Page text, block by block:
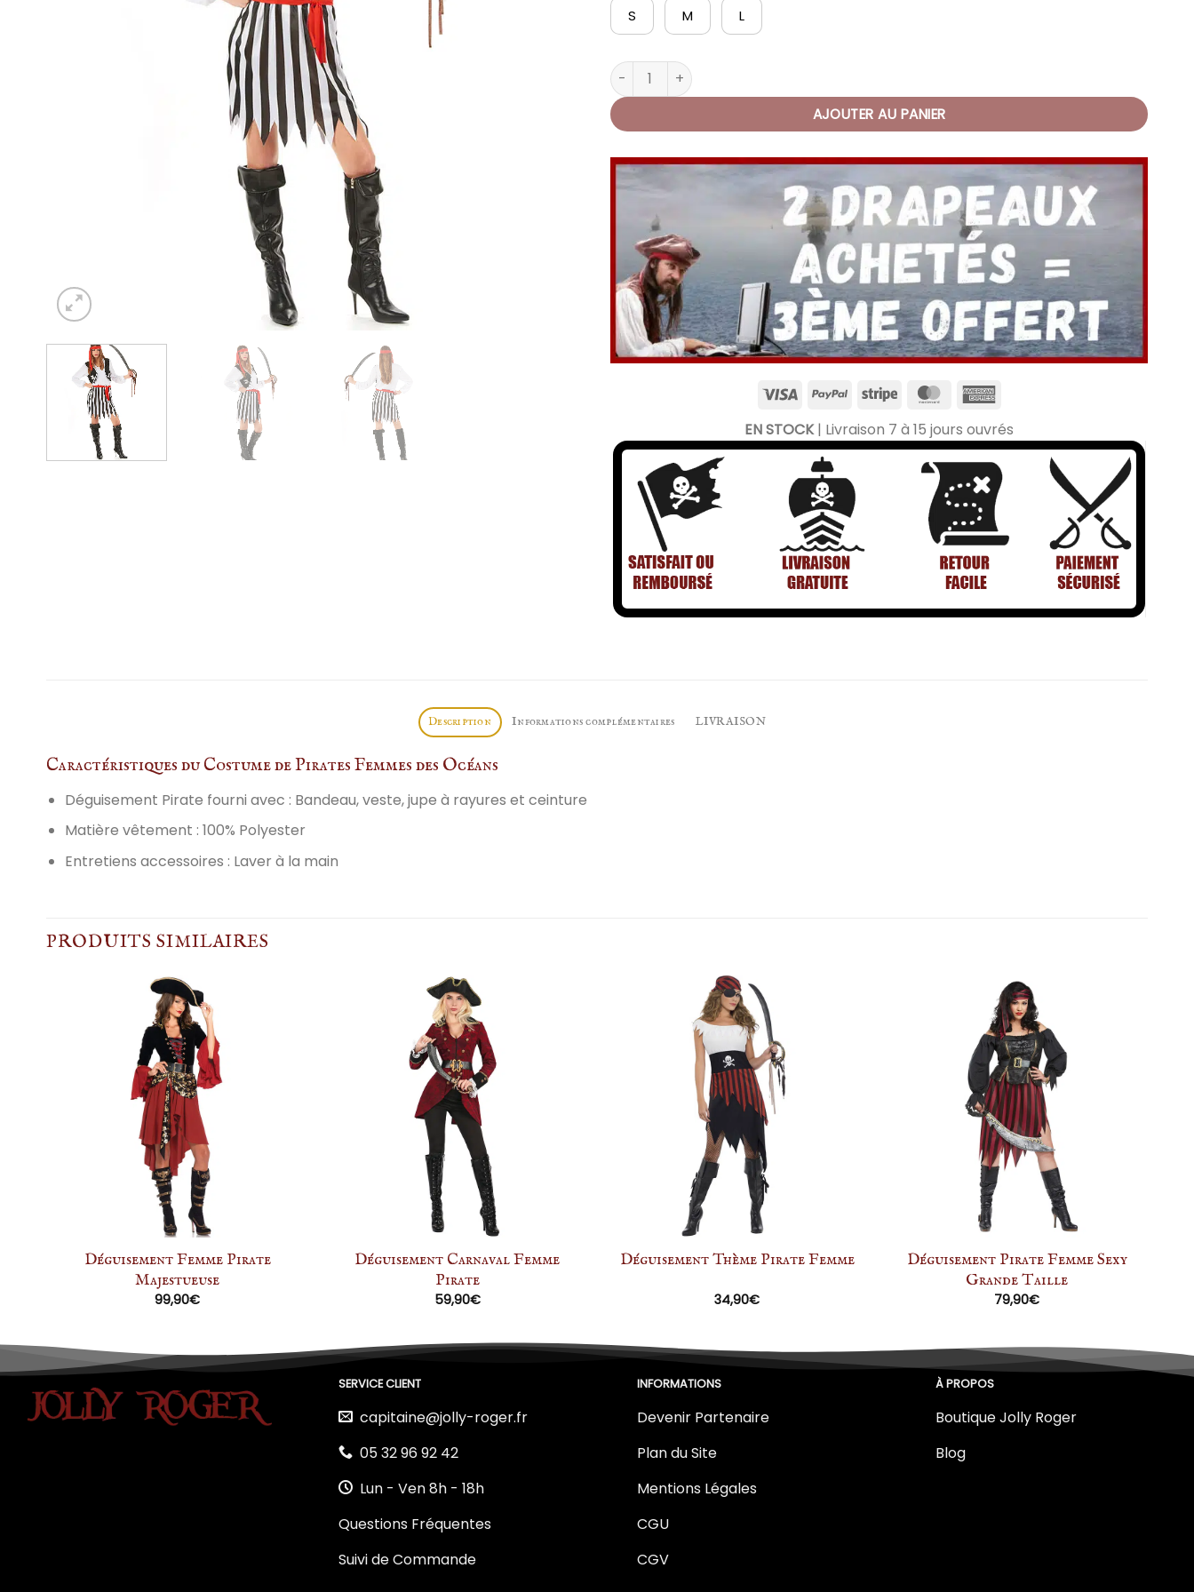
S M L
quantité de Déguisement de Pirates Femmes des Océans
AJOUTER AU PANIER
EN STOCK| Livraison 7 à 15 jours ouvrés
Description Informations complémentaires LIVRAISON
Caractéristiques du Costume de Pirates Femmes des Océans
Déguisement Pirate fourni avec : Bandeau, veste, jupe à rayures et ceinture
Matière vêtement : 100% Polyester
Entretiens accessoires : Laver à la main
PRODUITS SIMILAIRES
Déguisement Femme Pirate
Majestueuse
99,90€
Déguisement Carnaval Femme
Pirate
59,90€
Déguisement Thème Pirate Femme
34,90€
Déguisement Pirate Femme Sexy
Grande Taille
79,90€
SERVICE CLIENT
capitaine@jolly-roger.fr
05 32 96 92 42
Lun - Ven 8h - 18h
Questions Fréquentes
Suivi de Commande
INFORMATIONS
Devenir Partenaire
Plan du Site
Mentions Légales
CGU
CGV
À PROPOS
Boutique Jolly Roger
Blog